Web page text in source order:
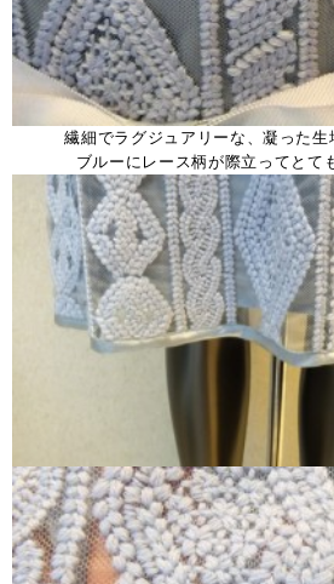
繊細でラグジュアリーな、凝った生
ブルーにレース柄が際立ってとて